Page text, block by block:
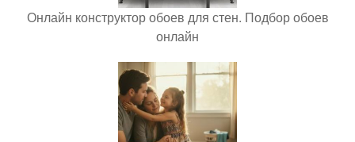
Онлайн конструктор обоев для стен. Подбор обоев
онлайн